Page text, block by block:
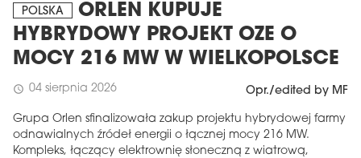
POLSKA
ORLEN KUPUJE
HYBRYDOWY PROJEKT OZE O
MOCY 216 MW W WIELKOPOLSCE
schedule 04 sierpnia 2026 Opr./edited by MF
Grupa Orlen sfinalizowała zakup projektu hybrydowej farmy
odnawialnych źródeł energii o łącznej mocy 216 MW.
Kompleks, łączący elektrownię słoneczną z wiatrową,